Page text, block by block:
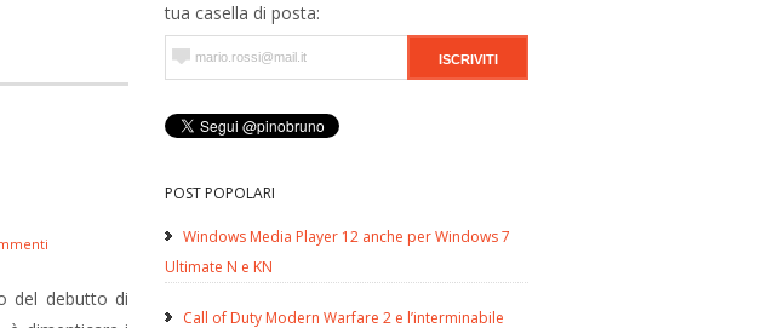
tua casella di posta:
POST POPOLARI
Windows Media Player 12 anche per Windows 7
Ultimate N e KN
Call of Duty Modern Warfare 2 e l’interminabile
del debutto di